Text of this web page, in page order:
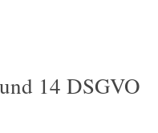
14 DSGVO